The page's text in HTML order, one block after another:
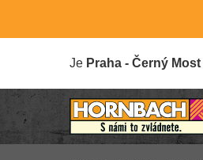
Je Praha - Černý Most